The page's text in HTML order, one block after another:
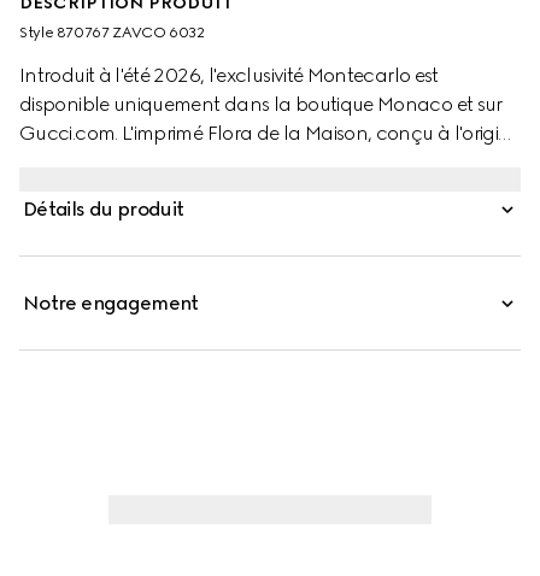
Style ‎870767 ZAVCO 6032
Introduit à l'été 2026, l'exclusivité Montecarlo est
disponible uniquement dans la boutique Monaco et sur
Gucci.com. L'imprimé Flora de la Maison, conçu à l'origine
distingue par un imprimé fleuri Gucci sur toute la surface.
Détails du produit
Notre engagement